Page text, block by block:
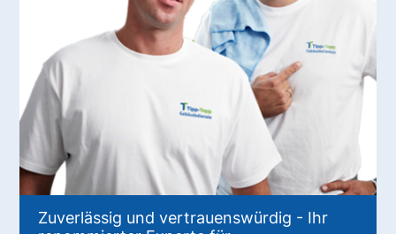
Zuverlässig und vertrauenswürdig - Ihr